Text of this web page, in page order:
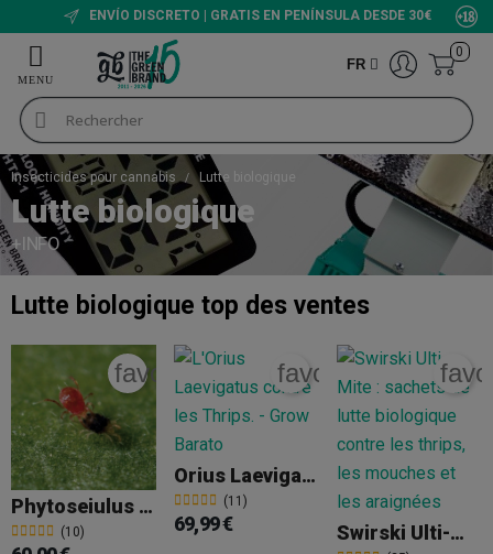
ENVÍO DISCRETO | GRATIS EN PENÍNSULA DESDE 30€
FR
0
Insecticides pour cannabis Lutte biologique
Lutte biologique
+INFO
Lutte biologique top des ventes
Phytoseiulus Persimilis Contre L'Araignée Rouge
(10)
favorite_border
Orius Laevigatus Contre Les Thrips
(11)
favorite_border
69,99 € Swirski Ulti-Mite (thrips, Aleurodes Et Tétranyques)